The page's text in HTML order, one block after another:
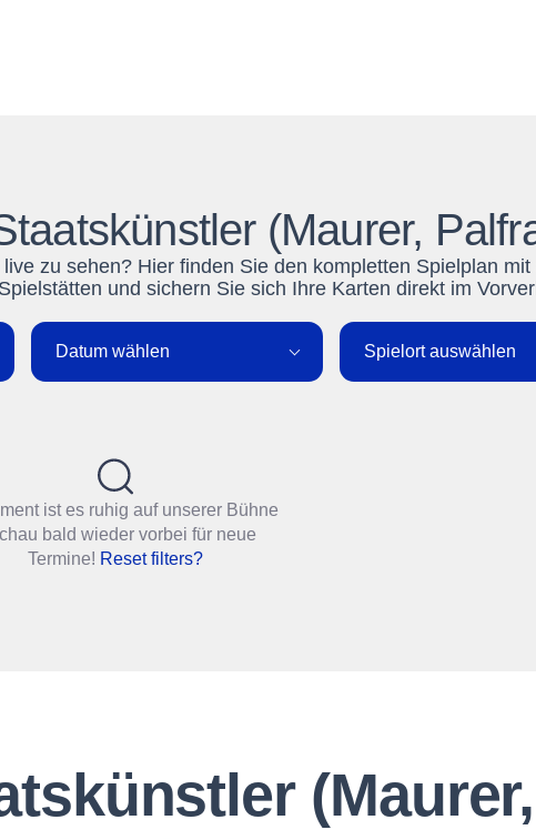
(Maurer,
zu sehen? Hier finden Sie den kompletten Spielplan
und sichern Sie sich Ihre Karten direkt im
Datum wählen Spielort auswählen
ist es ruhig auf unserer Bühne
bald wieder vorbei für neue
Termine! Reset filters?